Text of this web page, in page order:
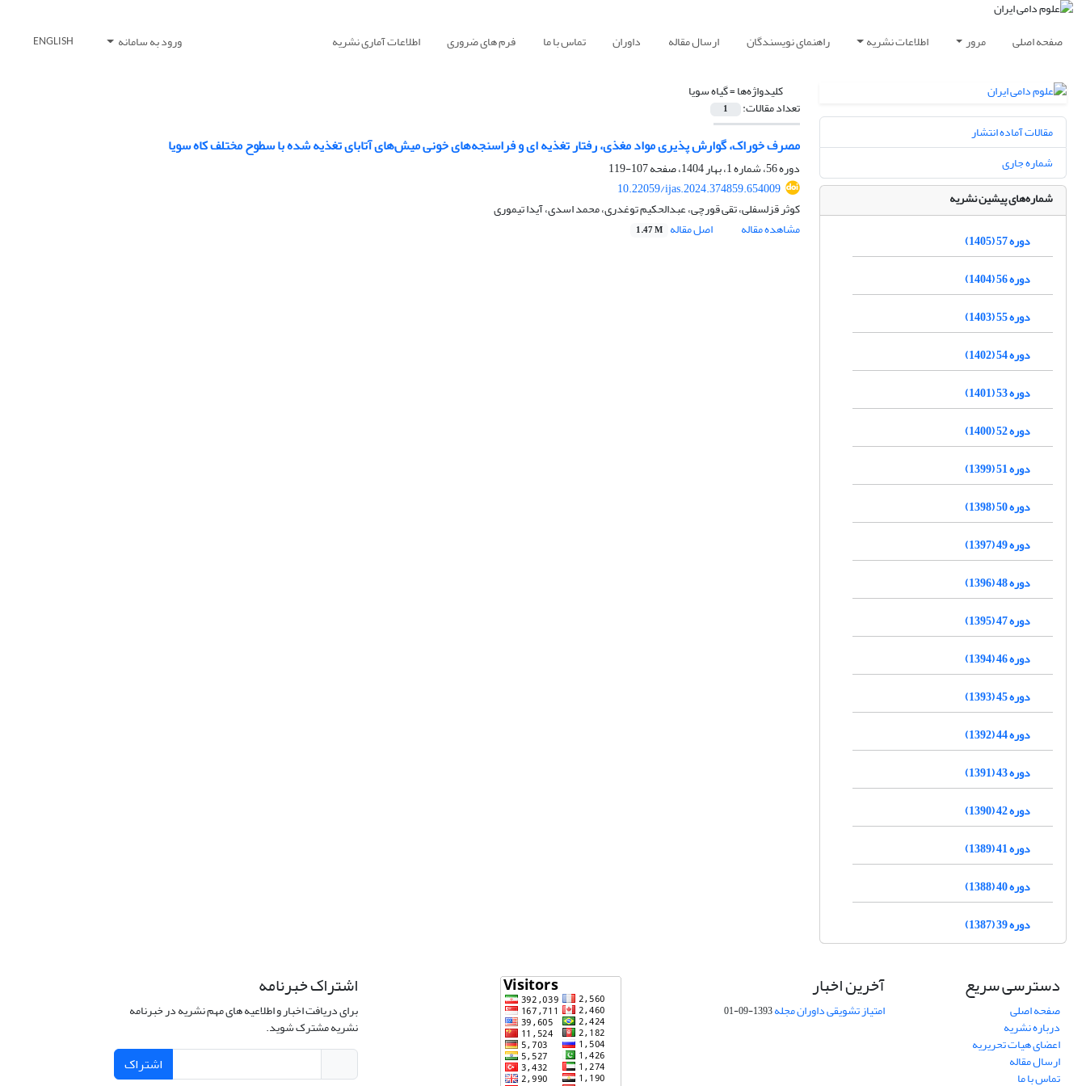
صفحه اصلی مرور اطلاعات نشریه راهنمای نویسندگان ارسال مقاله داوران تماس با ما فرم های ضروری اطلاعات آماری نشریه ورود به سامانه ENGLISH
کلیدواژه‌ها =گیاه سویا
تعداد مقالات: 1
مصرف خوراک، گوارش پذیری مواد مغذی، رفتار تغذیه ای و فراسنجه‌های خونی میش‌های آتابای تغذیه شده با سطوح مختلف کاه سویا
دوره 56، شماره 1، بهار 1404، صفحه
107-119
10.22059/ijas.2024.374859.654009
کوثر قزلسفلی، تقی قورچی، عبدالحکیم توغدری، محمد اسدی، آیدا تیموری
مشاهده مقاله
اصل مقاله 1.47 M
مقالات آماده انتشار
شماره جاری
شماره‌های پیشین نشریه
دوره 57 (1405)
دوره 56 (1404)
دوره 55 (1403)
دوره 54 (1402)
دوره 53 (1401)
دوره 52 (1400)
دوره 51 (1399)
دوره 50 (1398)
دوره 49 (1397)
دوره 48 (1396)
دوره 47 (1395)
دوره 46 (1394)
دوره 45 (1393)
دوره 44 (1392)
دوره 43 (1391)
دوره 42 (1390)
دوره 41 (1389)
دوره 40 (1388)
دوره 39 (1387)
دسترسی سریع
صفحه اصلی
درباره نشریه
اعضای هیات تحریریه
ارسال مقاله
تماس با ما
آخرین اخبار
امتیاز تشویقی داوران مجله1393-09-01
اشتراک خبرنامه
برای دریافت اخبار و اطلاعیه های مهم نشریه در خبرنامه
نشریه مشترک شوید.
اشتراک